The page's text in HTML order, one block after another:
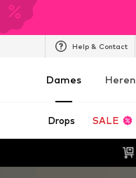
Help & Contact
Dames Heren
Drops SALE